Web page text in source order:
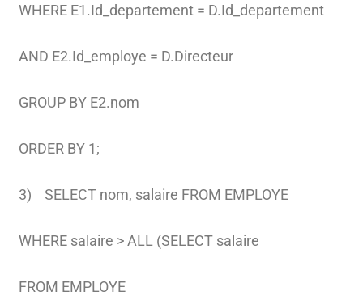
WHERE E1.Id_departement = D.Id_departement
AND E2.Id_employe = D.Directeur
GROUP BY E2.nom
ORDER BY 1;
3) SELECT nom, salaire FROM EMPLOYE
WHERE salaire > ALL (SELECT salaire
FROM EMPLOYE